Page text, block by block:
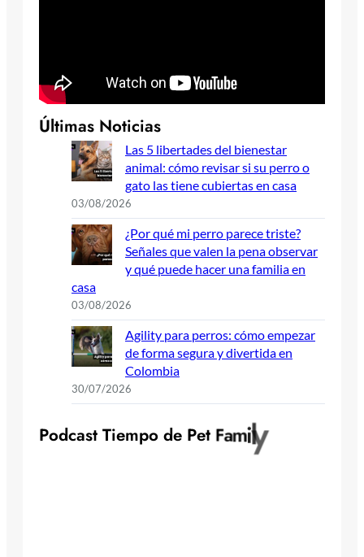
Últimas Noticias
Las 5 libertades del bienestar
animal: cómo revisar si su perro o
gato las tiene cubiertas en casa
03/08/2026
¿Por qué mi perro parece triste?
Señales que valen la pena observar
y qué puede hacer una familia en
casa
03/08/2026
Agility para perros: cómo empezar
de forma segura y divertida en
Colombia
30/07/2026
Podcast Tiempo de Pet Family